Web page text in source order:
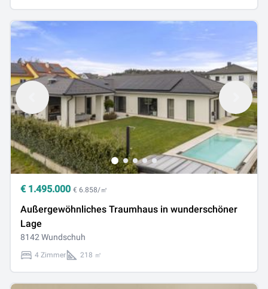
€ 1.495.000 € 6.858/㎡
Außergewöhnliches Traumhaus in wunderschöner
Lage
8142 Wundschuh
4 Zimmer 218 ㎡